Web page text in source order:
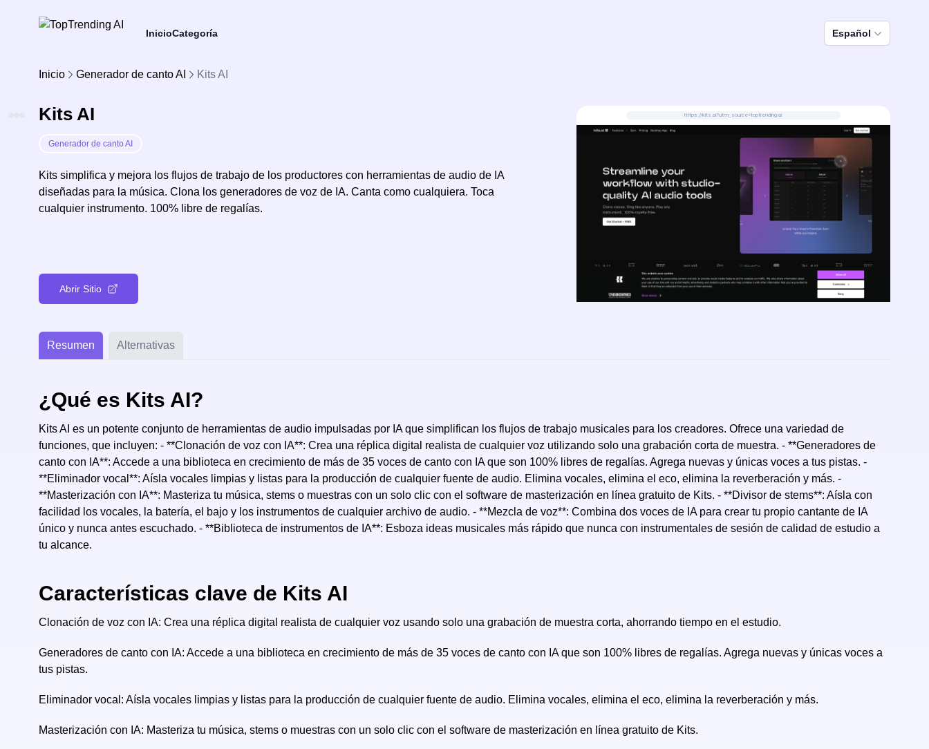
InicioCategoría Español
Inicio Generador de canto AI Kits AI
Kits AI
Generador de canto AI
Kits simplifica y mejora los flujos de trabajo de los productores con herramientas de audio de IA
diseñadas para la música. Clona los generadores de voz de IA. Canta como cualquiera. Toca
cualquier instrumento. 100% libre de regalías.
Abrir Sitio
https://kits.ai?utm_source=toptrending-ai
Resumen Alternativas
¿Qué es Kits AI?
Kits AI es un potente conjunto de herramientas de audio impulsadas por IA que simplifican los flujos de trabajo musicales para los creadores. Ofrece una variedad de
funciones, que incluyen: - **Clonación de voz con IA**: Crea una réplica digital realista de cualquier voz utilizando solo una grabación corta de muestra. - **Generadores de
canto con IA**: Accede a una biblioteca en crecimiento de más de 35 voces de canto con IA que son 100% libres de regalías. Agrega nuevas y únicas voces a tus pistas. -
**Eliminador vocal**: Aísla vocales limpias y listas para la producción de cualquier fuente de audio. Elimina vocales, elimina el eco, elimina la reverberación y más. -
**Masterización con IA**: Masteriza tu música, stems o muestras con un solo clic con el software de masterización en línea gratuito de Kits. - **Divisor de stems**: Aísla con
facilidad los vocales, la batería, el bajo y los instrumentos de cualquier archivo de audio. - **Mezcla de voz**: Combina dos voces de IA para crear tu propio cantante de IA
único y nunca antes escuchado. - **Biblioteca de instrumentos de IA**: Esboza ideas musicales más rápido que nunca con instrumentales de sesión de calidad de estudio a
tu alcance.
Características clave de Kits AI
Clonación de voz con IA: Crea una réplica digital realista de cualquier voz usando solo una grabación de muestra corta, ahorrando tiempo en el estudio.
Generadores de canto con IA: Accede a una biblioteca en crecimiento de más de 35 voces de canto con IA que son 100% libres de regalías. Agrega nuevas y únicas voces a
tus pistas.
Eliminador vocal: Aísla vocales limpias y listas para la producción de cualquier fuente de audio. Elimina vocales, elimina el eco, elimina la reverberación y más.
Masterización con IA: Masteriza tu música, stems o muestras con un solo clic con el software de masterización en línea gratuito de Kits.